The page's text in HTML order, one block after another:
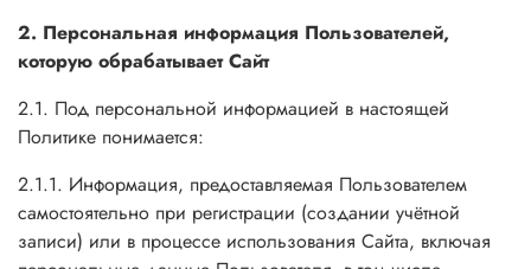
2. Персональная информация Пользователей,
которую обрабатывает Сайт
2.1. Под персональной информацией в настоящей
Политике понимается:
2.1.1. Информация, предоставляемая Пользователем
самостоятельно при регистрации (создании учётной
записи) или в процессе использования Сайта, включая